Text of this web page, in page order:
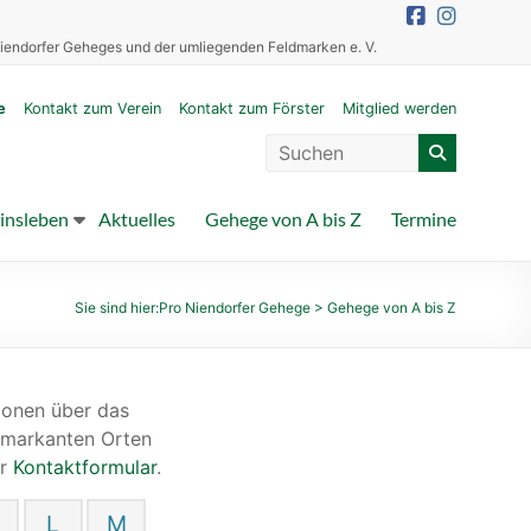
Geheges und der umliegenden Feldmarken e. V.
Kontakt zum Verein Kontakt zum Förster Mitglied werden
Aktuelles Gehege von A bis Z Termine
Sie sind hier:Pro Niendorfer Gehege > Gehege von A bis Z
über das
Orten
Kontaktformular.
L M